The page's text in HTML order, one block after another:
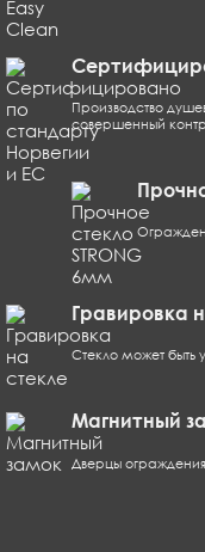
Производство
совершенный
Гравировка
Стекло может
Магнитный
Дверцы